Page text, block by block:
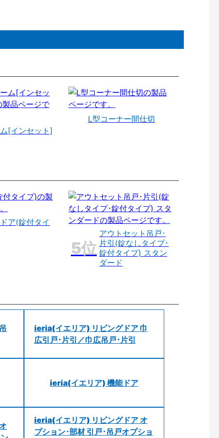
[インセット]
L型コーナー間仕切
ア(錠付タイ
アウトセット吊戸･
片引(錠なしタイプ･
錠付タイプ) スタン
ダード
ieria(イエリア) リビングドア 巾
広引戸･片引／巾広吊戸･片引
ieria(イエリア) 機能ドア
ieria(イエリア) リビングドア オ
プション･部材 引戸･吊戸オプショ